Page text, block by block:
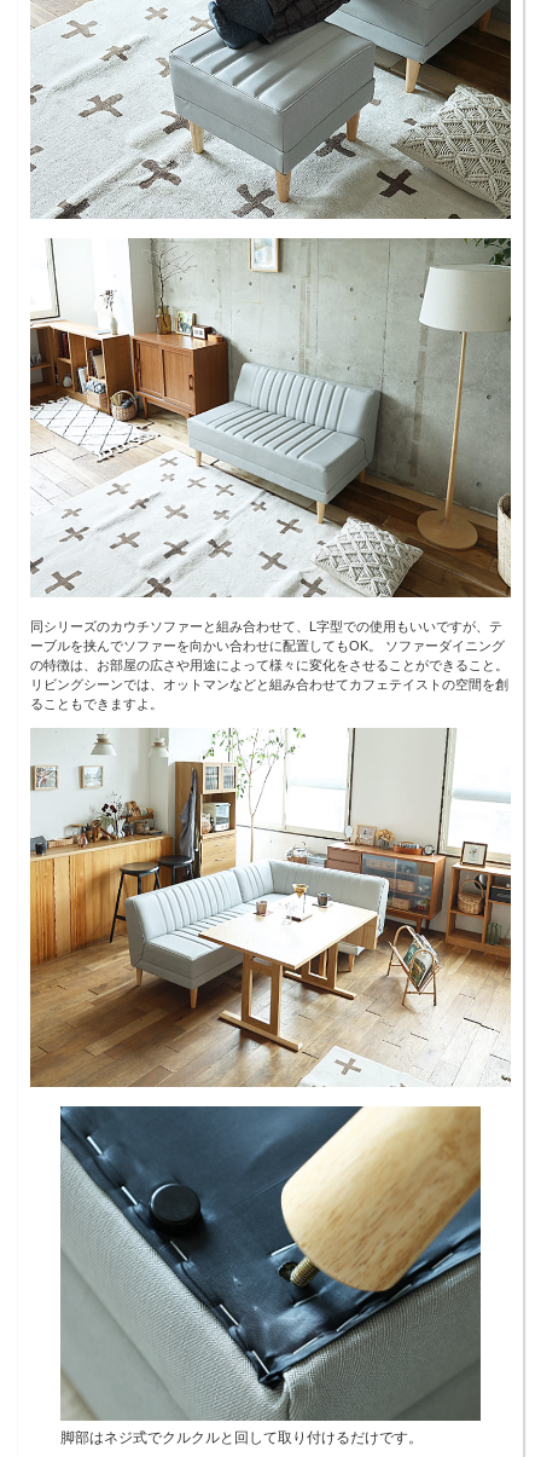
同シリーズのカウチソファーと組み合わせて、L字型での使用もいいですが、テ
ーブルを挟んでソファーを向かい合わせに配置してもOK。 ソファーダイニング
の特徴は、お部屋の広さや用途によって様々に変化をさせることができること。
リビングシーンでは、オットマンなどと組み合わせてカフェテイストの空間を創
ることもできますよ。
脚部はネジ式でクルクルと回して取り付けるだけです。